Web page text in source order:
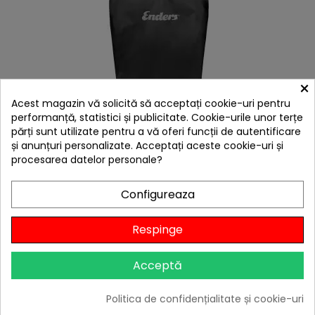
Husa 67 x 49 x 92 cm Enders 5699 pentru gratar
Urban pe carucior
Niciun review
În stoc
Adaugă în Coș
×
Acest magazin vă solicită să acceptați cookie-uri pentru
performanță, statistici și publicitate. Cookie-urile unor terțe
părți sunt utilizate pentru a vă oferi funcții de autentificare
și anunțuri personalizate. Acceptați aceste cookie-uri și
procesarea datelor personale?
Configureaza
Respinge
Acceptă
Politica de confidențialitate și cookie-uri